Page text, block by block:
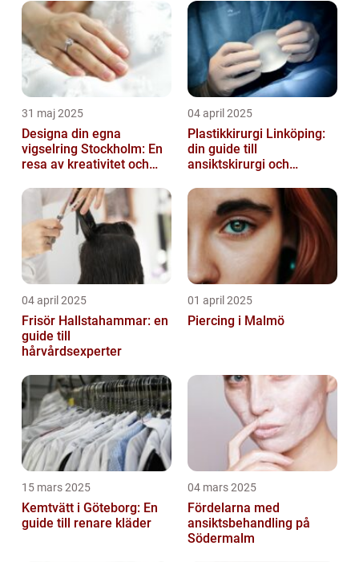
31 maj 2025
Designa din egna
vigselring Stockholm: En
resa av kreativitet och
04 april 2025
Plastikkirurgi Linköping:
din guide till
ansiktskirurgi och
04 april 2025
Frisör Hallstahammar: en
guide till
hårvårdsexperter
01 april 2025
Piercing i Malmö
15 mars 2025
Kemtvätt i Göteborg: En
guide till renare kläder
04 mars 2025
Fördelarna med
ansiktsbehandling på
Södermalm